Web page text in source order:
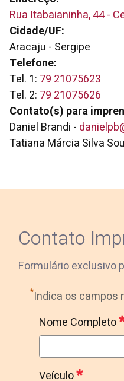
Rua Itabaianinha, 44 -
Cidade/UF:
Aracaju - Sergipe
Telefone:
Tel. 1: 79 21075623
Tel. 2: 79 21075626
Contato(s) para
Daniel Brandi -
Tatiana Márcia Silva
Contato
Formulário exclusivo
Indica os campos
Nome Completo
Nome Completo
Veículo